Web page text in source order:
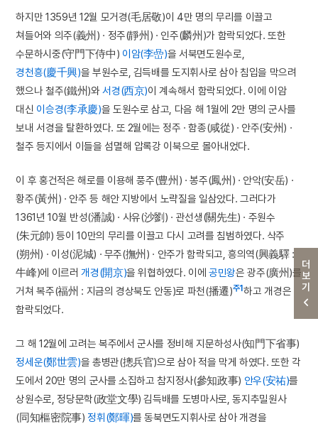
더보기
하지만 1359년 12월 모거경(毛居敬)이 4만 명의 무리를 이끌고
쳐들어와 의주(義州) · 정주(靜州) · 인주(麟州)가 함락되었다. 또한
수문하시중(守門下侍中) 이암(李嵒)을 서북면도원수로,
경천흥(慶千興)을 부원수로, 김득배를 도지휘사로 삼아 침입을 막으려
했으나 철주(鐵州)와서경(西京)이 계속해서 함락되었다. 이에 이암
대신 이승경(李承慶)을 도원수로 삼고, 다음 해 1월에 2만 명의 군사를
보내 서경을 탈환하였다. 또 2월에는 정주 · 함종(咸從) · 안주(安州) ·
철주 등지에서 이들을 섬멸해 압록강 이북으로 몰아내었다.
이 후 홍건적은 해로를 이용해 풍주(豊州) · 봉주(鳳州) · 안악(安岳) ·
황주(黃州) · 안주 등 해안 지방에서 노략질을 일삼았다. 그러다가
1361년 10월 반성(潘誠) · 사유(沙劉) · 관선생(關先生) · 주원수
(朱元帥) 등이 10만의 무리를 이끌고 다시 고려를 침범하였다. 삭주
(朔州) · 이성(泥城) · 무주(撫州) · 안주가 함락되고, 흥의역(興義驛 :
牛峰)에 이르러개경(開京)을 위협하였다. 이에 공민왕은 광주(廣州)를
거쳐 복주(福州 : 지금의 경상북도 안동)로 파천(播遷)주1하고 개경은
함락되었다.
그 해 12월에 고려는 복주에서 군사를 정비해 지문하성사(知門下省事)
정세운(鄭世雲)을 총병관(摠兵官)으로 삼아 적을 막게 하였다. 또한 각
도에서 20만 명의 군사를 소집하고 참지정사(參知政事) 안우(安祐)를
상원수로, 정당문학(政堂文學) 김득배를 도병마사로, 동지추밀원사
(同知樞密院事) 정휘(鄭暉)를 동북면도지휘사로 삼아 개경을